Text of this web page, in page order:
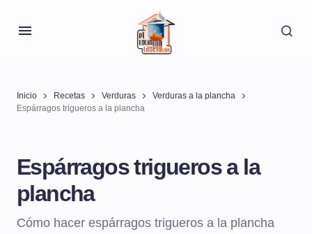
Inicio Recetas Verduras
Verduras a la plancha
Espárragos trigueros a la plancha
Espárragos trigueros a la
plancha
Cómo hacer espárragos trigueros a la plancha